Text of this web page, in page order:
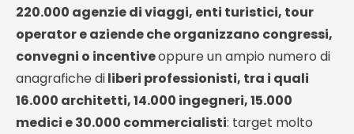
220.000 agenzie di viaggi, enti turistici, tour
operator e aziende che organizzano congressi,
convegni o incentiveoppure un ampio numero di
anagrafiche diliberi professionisti, tra i quali
16.000 architetti, 14.000 ingegneri, 15.000
medici e 30.000 commercialisti: target molto